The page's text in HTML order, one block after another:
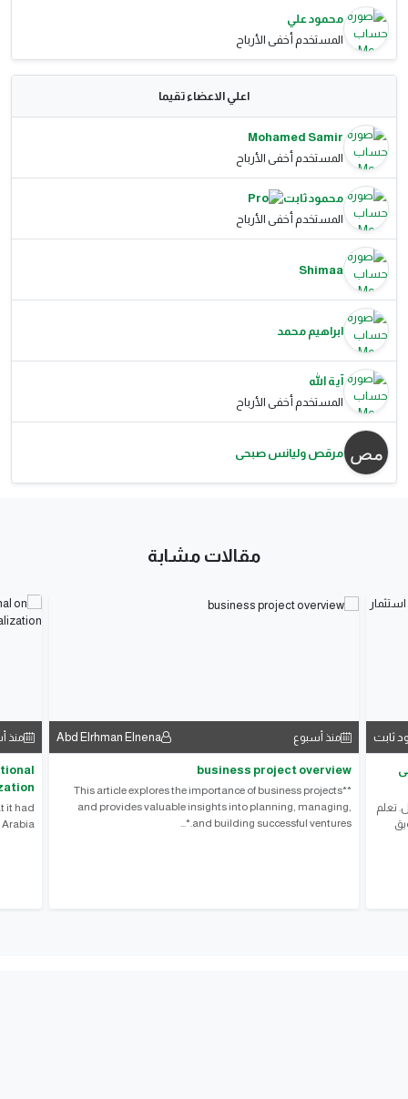
محمود علي
المستخدم أخفى الأرباح
اعلي الاعضاء تقيما
Mohamed Samir
المستخدم أخفى الأرباح
محمود ثابت
المستخدم أخفى الأرباح
Shimaa
ابراهيم محمد
آية الله
المستخدم أخفى الأرباح
مرقص وليانس صبحى
مقالات مشابة
ثابت
تعلم
منذ أسبوع Abd Elrhman Elnena
business project overview
**This article explores the importance of business projects
and provides valuable insights into planning, managing,
and building successful ventures.*...
منذ
it had
Arabia